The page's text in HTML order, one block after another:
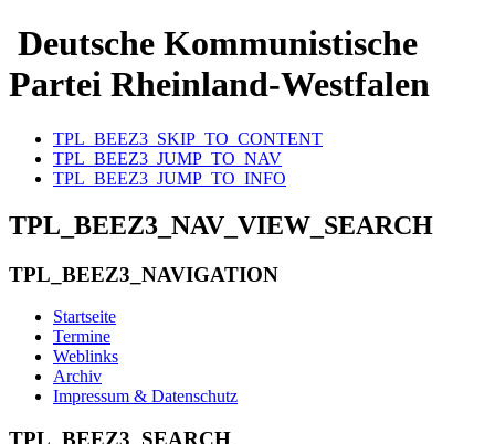
Deutsche Kommunistische
Partei Rheinland-Westfalen
TPL_BEEZ3_SKIP_TO_CONTENT
TPL_BEEZ3_JUMP_TO_NAV
TPL_BEEZ3_JUMP_TO_INFO
TPL_BEEZ3_NAV_VIEW_SEARCH
TPL_BEEZ3_NAVIGATION
Startseite
Termine
Weblinks
Archiv
Impressum & Datenschutz
TPL_BEEZ3_SEARCH